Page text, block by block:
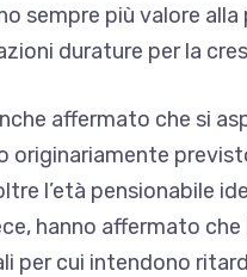
sempre più valore
durature per la
affermato che si
l’età pensionabile
hanno affermato
per cui intendono